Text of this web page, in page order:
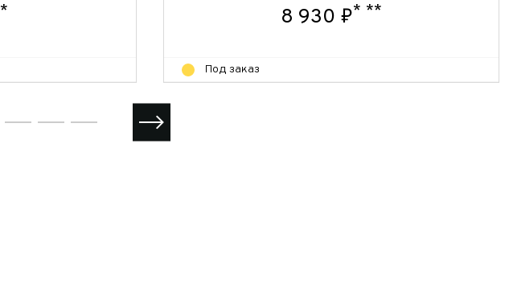
* 8 930 ₽* **
Под заказ